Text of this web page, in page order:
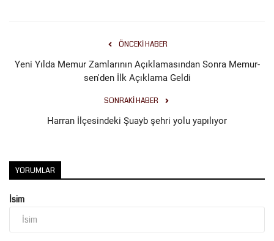
ÖNCEKI HABER
Yeni Yılda Memur Zamlarının Açıklamasından Sonra Memur-
sen'den İlk Açıklama Geldi
SONRAKI HABER
Harran İlçesindeki Şuayb şehri yolu yapılıyor
YORUMLAR
İsim